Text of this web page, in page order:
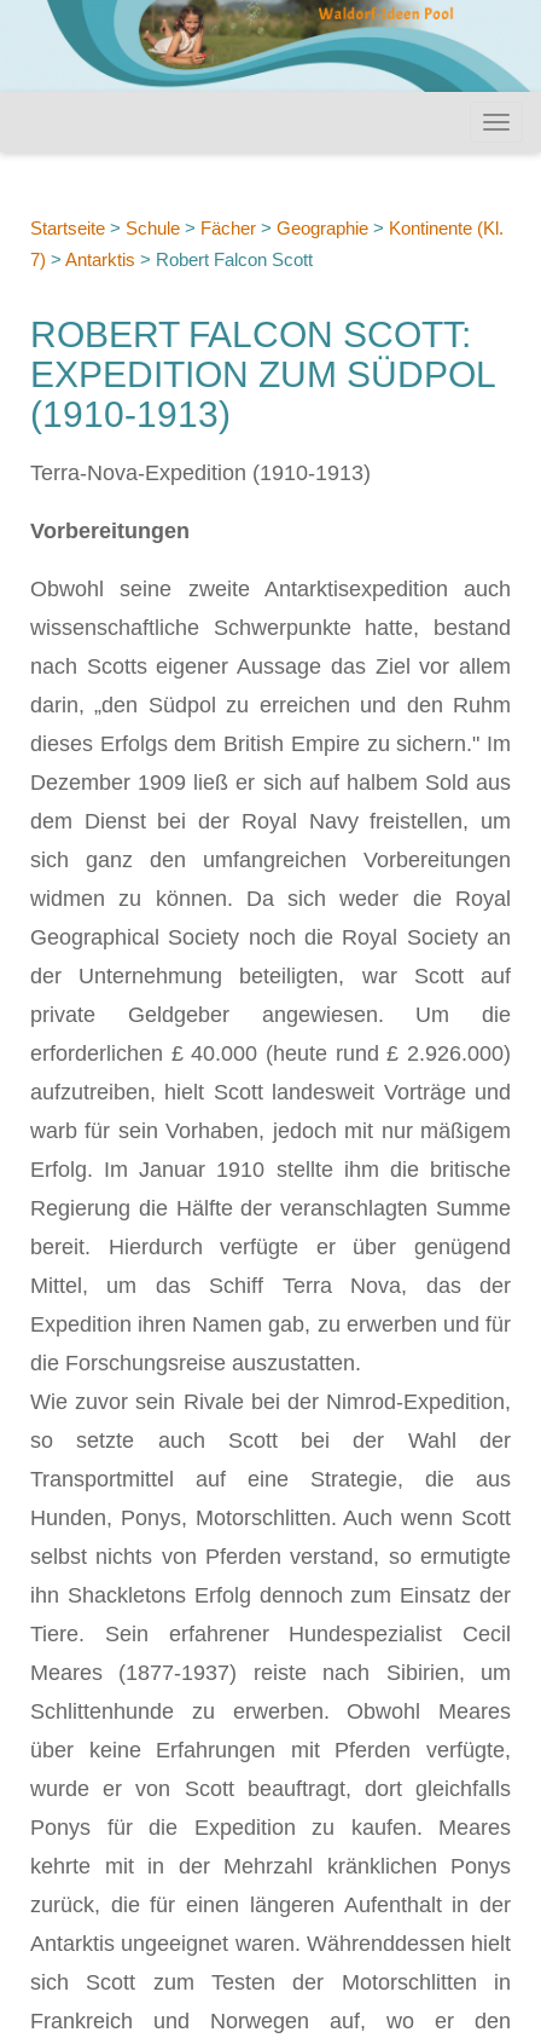
Startseite > Schule > Fächer > Geographie > Kontinente (Kl.
7) > Antarktis > Robert Falcon Scott
ROBERT FALCON SCOTT:
EXPEDITION ZUM SÜDPOL
(1910-1913)
Terra-Nova-Expedition (1910-1913)
Vorbereitungen
Obwohl seine zweite Antarktisexpedition auch
wissenschaftliche Schwerpunkte hatte, bestand
nach Scotts eigener Aussage das Ziel vor allem
darin, „den Südpol zu erreichen und den Ruhm
dieses Erfolgs dem British Empire zu sichern." Im
Dezember 1909 ließ er sich auf halbem Sold aus
dem Dienst bei der Royal Navy freistellen, um
sich ganz den umfangreichen Vorbereitungen
widmen zu können. Da sich weder die Royal
Geographical Society noch die Royal Society an
der Unternehmung beteiligten, war Scott auf
private Geldgeber angewiesen. Um die
erforderlichen £ 40.000 (heute rund £ 2.926.000)
aufzutreiben, hielt Scott landesweit Vorträge und
warb für sein Vorhaben, jedoch mit nur mäßigem
Erfolg. Im Januar 1910 stellte ihm die britische
Regierung die Hälfte der veranschlagten Summe
bereit. Hierdurch verfügte er über genügend
Mittel, um das Schiff Terra Nova, das der
Expedition ihren Namen gab, zu erwerben und für
die Forschungsreise auszustatten.
Wie zuvor sein Rivale bei der Nimrod-Expedition,
so setzte auch Scott bei der Wahl der
Transportmittel auf eine Strategie, die aus
Hunden, Ponys, Motorschlitten. Auch wenn Scott
selbst nichts von Pferden verstand, so ermutigte
ihn Shackletons Erfolg dennoch zum Einsatz der
Tiere. Sein erfahrener Hundespezialist Cecil
Meares (1877-1937) reiste nach Sibirien, um
Schlittenhunde zu erwerben. Obwohl Meares
über keine Erfahrungen mit Pferden verfügte,
wurde er von Scott beauftragt, dort gleichfalls
Ponys für die Expedition zu kaufen. Meares
kehrte mit in der Mehrzahl kränklichen Ponys
zurück, die für einen längeren Aufenthalt in der
Antarktis ungeeignet waren. Währenddessen hielt
sich Scott zum Testen der Motorschlitten in
Frankreich und Norwegen auf, wo er den